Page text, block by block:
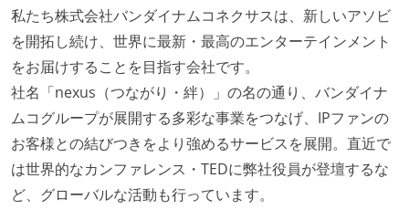
私たち株式会社バンダイナムコネクサスは、新しいアソビ
を開拓し続け、世界に最新・最高のエンターテインメント
をお届けすることを目指す会社です。
社名「nexus（つながり・絆）」の名の通り、バンダイナ
ムコグループが展開する多彩な事業をつなげ、IPファンの
お客様との結びつきをより強めるサービスを展開。直近で
は世界的なカンファレンス・TEDに弊社役員が登壇するな
ど、グローバルな活動も行っています。